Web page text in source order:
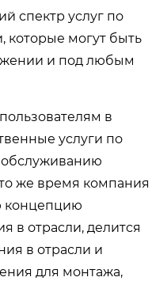
спектр услуг по
которые могут быть
и под любым
в
услуги по
обслуживанию
же время компания
концепцию
в отрасли, делится
в отрасли и
для монтажа,